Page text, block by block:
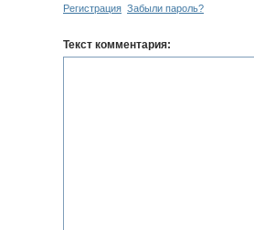
Регистрация Забыли пароль?
Текст комментария: